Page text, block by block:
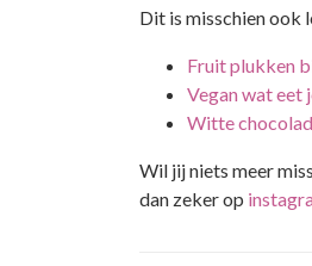
Dit is misschien ook
Fruit plukken
Vegan wat eet
Witte
Wil jij niets meer
dan zeker op